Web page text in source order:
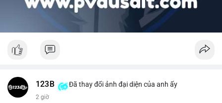
123B Đã thay đổi ảnh đại diện của anh ấy
2 giờ